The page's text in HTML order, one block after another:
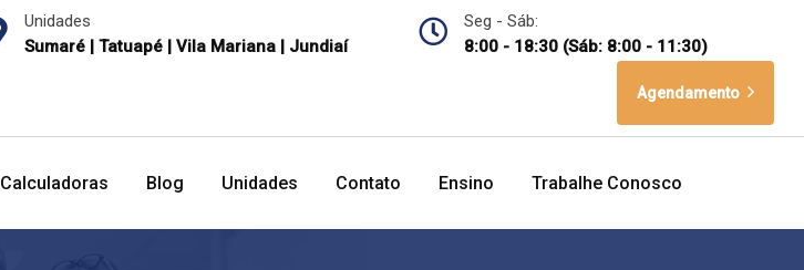
Unidades
Sumaré | Tatuapé | Vila Mariana | Jundiaí
Seg - Sáb:
8:00 - 18:30 (Sáb: 8:00 - 11:30)
Agendamento
Calculadoras Blog Unidades Contato Ensino Trabalhe Conosco